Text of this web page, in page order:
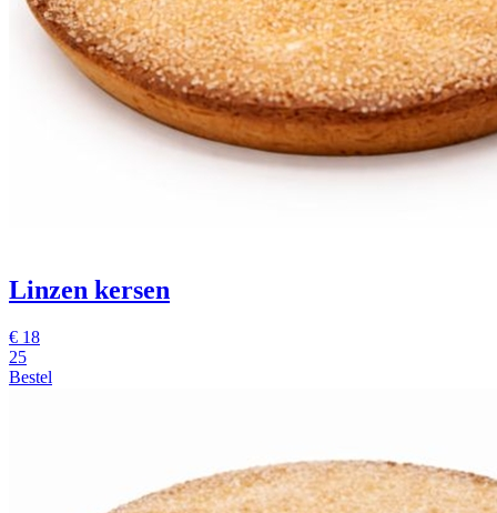
Linzen kersen
€ 18
25
Bestel